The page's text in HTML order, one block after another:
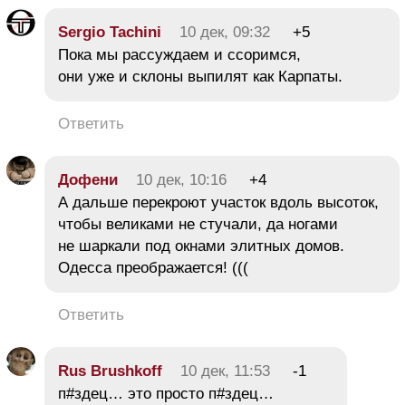
Sergio Tachini 10 дек, 09:32
+5
Пока мы рассуждаем и ссоримся,
они уже и склоны выпилят как Карпаты.
Ответить
Дофени 10 дек, 10:16
+4
А дальше перекроют участок вдоль высоток,
чтобы великами не стучали, да ногами
не шаркали под окнами элитных домов.
Одесса преображается! (((
Ответить
Rus Brushkoff 10 дек, 11:53
-1
п#здец… это просто п#здец…